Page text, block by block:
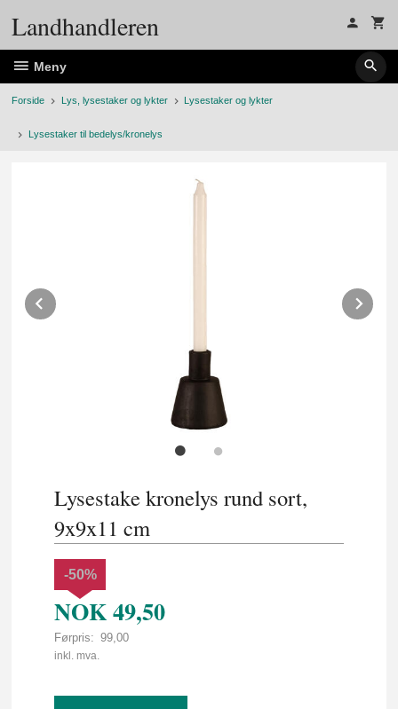
Landhandleren
Meny
Forside Lys, lysestaker og lykter Lysestaker og lykter
Lysestaker til bedelys/kronelys
Prev
Lysestake kronelys rund sort,
9x9x11 cm
NOK49,50
Førpris: 99,00
Rabatt
-50%
inkl. mva.